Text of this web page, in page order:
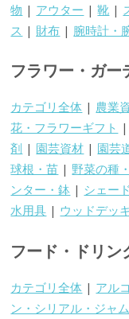
物 | アウター |靴 |
ス | 財布 | 腕時計・
フラワー・ガー
カテゴリ全体 | 農業
花・フラワーギフト
剤 | 園芸資材 | 園芸
球根・苗 | 野菜の種
ンター・鉢 | シェー
水用具 | ウッドデッキ
フード・ドリン
カテゴリ全体 | アル
ン・シリアル・ジャム